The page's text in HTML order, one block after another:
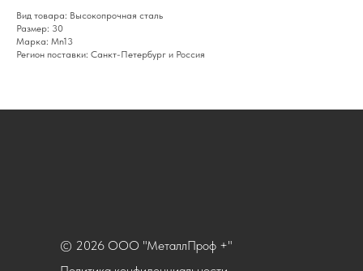
Вид товара: Высокопрочная сталь
Размер: 30
Марка: Mn13
Регион поставки: Санкт-Петербург и Россия
© 2026 ООО "МеталлПроф +"